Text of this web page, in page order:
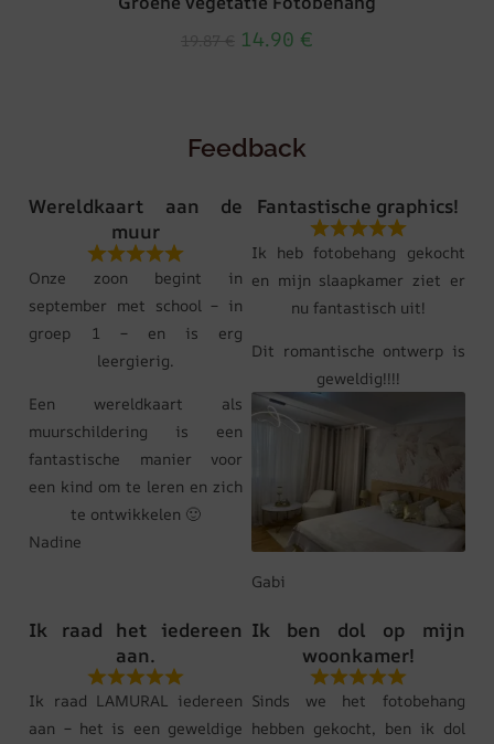
14.90 €
Feedback
Wereldkaart aan de
muur
Onze zoon begint in
september met school – in
groep 1 – en is erg
leergierig.
Een wereldkaart als
muurschildering is een
fantastische manier voor
een kind om te leren en zich
te ontwikkelen 🙂
Nadine
Fantastische graphics!
Ik heb fotobehang gekocht
en mijn slaapkamer ziet er
nu fantastisch uit!
Dit romantische ontwerp is
geweldig!!!!
Gabi
Ik raad het iedereen
aan.
Ik raad LAMURAL iedereen
aan – het is een geweldige
Ik ben dol op mijn
woonkamer!
Sinds we het fotobehang
hebben gekocht, ben ik dol